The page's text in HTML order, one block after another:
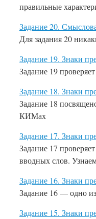
правильные
Задание 20.
Длязадания 20
Задание 19. Знаки
Задание 19
Задание 18. Знаки
Задание 18
КИМах
Задание 17. Знаки
Задание 17
вводных слов.
Задание 16. Знаки
Задание 16— одно
Задание 15. Знаки